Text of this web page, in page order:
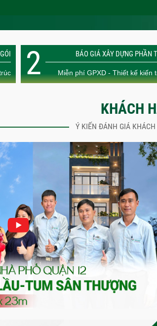
2 BÁO GIÁ XÂY DỰNG PHẦN
Miễn phí GPXD - Thiết kế kiến
KHÁCH
Ý KIẾN ĐÁNH GIÁ